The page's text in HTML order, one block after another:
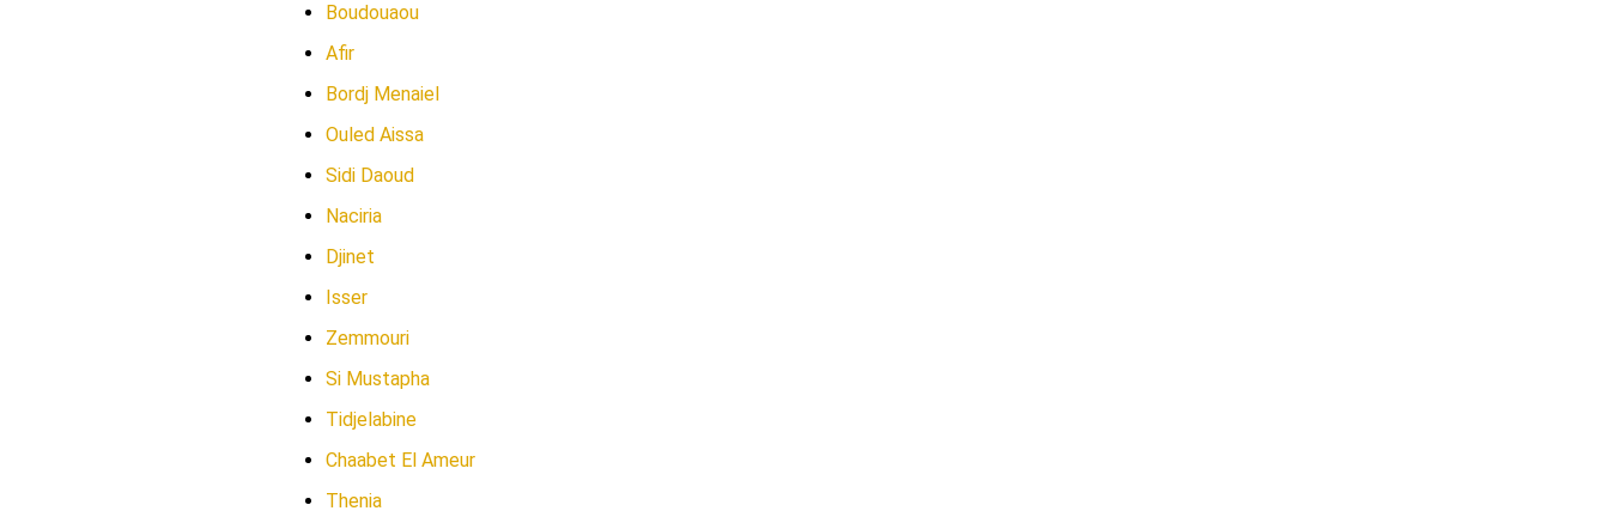
Boudouaou
Afir
Bordj Menaiel
Ouled Aissa
Sidi Daoud
Naciria
Djinet
Isser
Zemmouri
Si Mustapha
Tidjelabine
Chaabet El Ameur
Thenia